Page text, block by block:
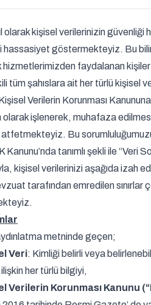
olarak kişisel verilerinizin güvenliği
hassasiyet göstermekteyiz. Bu
hizmetlerimizden faydalanan
tüm şahıslara ait her türlü kişisel
Kişisel Verilerin Korunması
olarak işlenerek, muhafaza
atfetmekteyiz. Bu
Kanunu’nda tanımlı şekli ile “Veri
kişisel verilerinizi aşağıda izah
tarafından emredilen sınırlar
metninde geçen;
Veri: Kimliği belirli veya
her türlü bilgiyi,
Verilerin Korunması Kanunu